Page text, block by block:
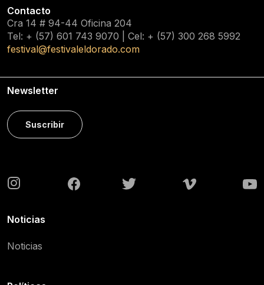
Contacto
Cra 14 # 94-44 Oficina 204
Tel: + (57) 601 743 9070 | Cel: + (57) 300 268 5992
festival@festivaleldorado.com
Newsletter
Suscribir
Noticias
Noticias